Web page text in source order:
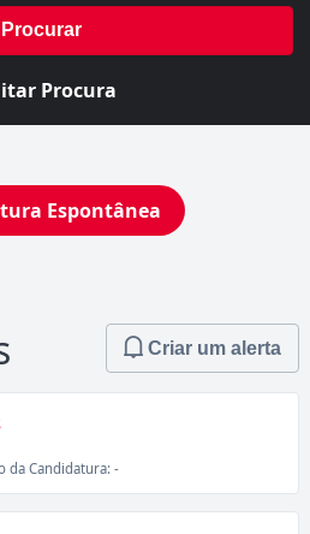
Procurar
Procura
Espontânea
Criar um alerta
da Candidatura: -